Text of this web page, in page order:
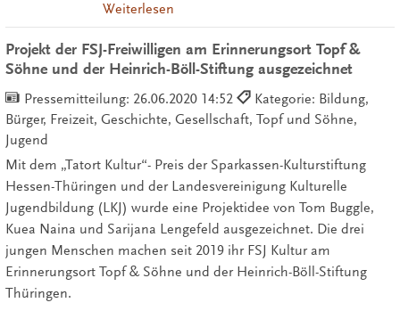
Weiterlesen
Projekt der FSJ-Freiwilligen am Erinnerungsort Topf &
Söhne und der Heinrich-Böll-Stiftung ausgezeichnet
Pressemitteilung: 26.06.2020 14:52
Kategorie: Bildung,
Bürger, Freizeit, Geschichte, Gesellschaft, Topf und Söhne,
Jugend
Mit dem „Tatort Kultur“- Preis der Sparkassen-Kulturstiftung
Hessen-Thüringen und der Landesvereinigung Kulturelle
Jugendbildung (LKJ) wurde eine Projektidee von Tom Buggle,
Kuea Naina und Sarijana Lengefeld ausgezeichnet. Die drei
jungen Menschen machen seit 2019 ihr FSJ Kultur am
Erinnerungsort Topf & Söhne und der Heinrich-Böll-Stiftung
Thüringen.